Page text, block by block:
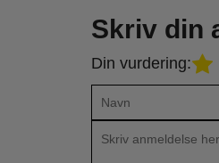
Skriv din
Din vurdering:
klar en ny favorit